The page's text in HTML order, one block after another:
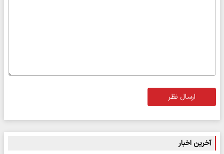
ارسال نظر
آخرین اخبار